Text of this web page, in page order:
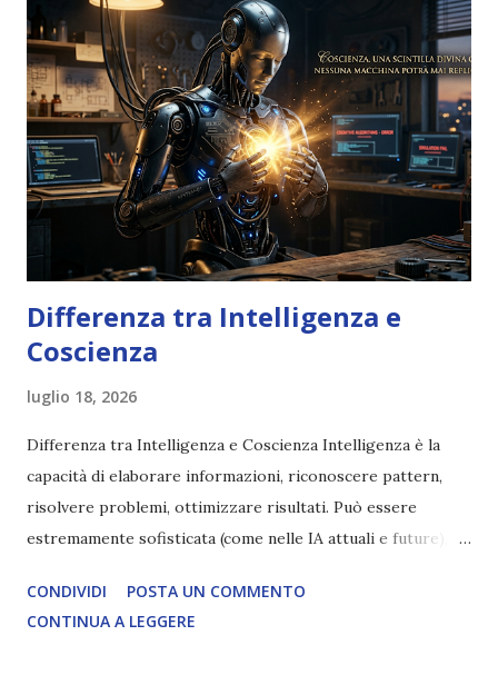
Differenza tra Intelligenza e
Coscienza
luglio 18, 2026
Differenza tra Intelligenza e Coscienza Intelligenza è la
capacità di elaborare informazioni, riconoscere pattern,
risolvere problemi, ottimizzare risultati. Può essere
estremamente sofisticata (come nelle IA attuali e future),
soggettiva, non prova vero amore, non ha libero arbitrio
autentico, non ha connessione con l’Uno. Coscienza è la
CONDIVIDI
POSTA UN COMMENTO
CONTINUA A LEGGERE